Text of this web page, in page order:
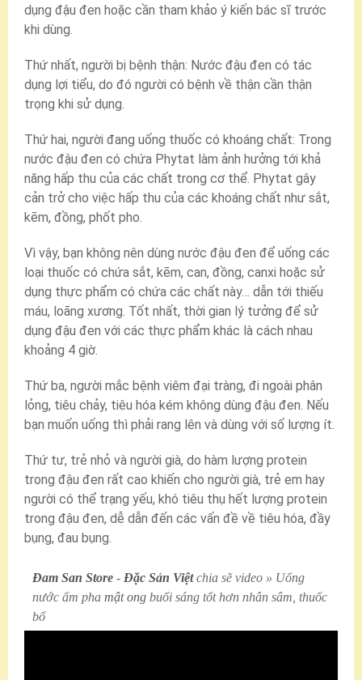
dụng đậu đen hoặc cần tham khảo ý kiến bác sĩ trước
khi dùng.
Thứ nhất, người bị bệnh thận: Nước đậu đen có tác
dụng lợi tiểu, do đó người có bệnh về thận cần thận
trọng khi sử dụng.
Thứ hai, người đang uống thuốc có khoáng chất: Trong
nước đậu đen có chứa Phytat làm ảnh hưởng tới khả
năng hấp thu của các chất trong cơ thể. Phytat gây
cản trở cho việc hấp thu của các khoáng chất như sắt,
kẽm, đồng, phốt pho.
Vì vậy, bạn không nên dùng nước đậu đen để uống các
loại thuốc có chứa sắt, kẽm, can, đồng, canxi hoặc sử
dụng thực phẩm có chứa các chất này… dẫn tới thiếu
máu, loãng xương. Tốt nhất, thời gian lý tưởng để sử
dụng đậu đen với các thực phẩm khác là cách nhau
khoảng 4 giờ.
Thứ ba, người mắc bệnh viêm đại tràng, đi ngoài phân
lỏng, tiêu chảy, tiêu hóa kém không dùng đậu đen. Nếu
bạn muốn uống thì phải rang lên và dùng với số lượng ít.
Thứ tư, trẻ nhỏ và người già, do hàm lượng protein
trong đậu đen rất cao khiến cho người già, trẻ em hay
người có thể trạng yếu, khó tiêu thụ hết lượng protein
trong đậu đen, dễ dẫn đến các vấn đề về tiêu hóa, đầy
bụng, đau bụng.
Đam San Store - Đặc Sản Việtchia sẽ video » Uống
nước ấm pha mật ong buổi sáng tốt hơn nhân sâm, thuốc
bổ